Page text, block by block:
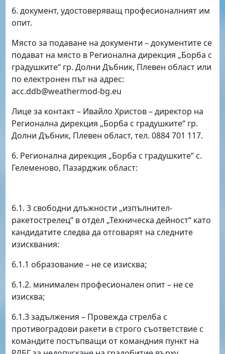
6. документ, удостоверяващ професионалният им
опит.
Място за подаване на документи – документите се
подават на място в Регионална дирекция „Борба с
градушките“ гр. Долни Дъбник, Плевен област или
по електронен път на адрес:
acc.ddb@weathermod-bg.eu
Лице за контакт – Ивайло Христов – директор на
Регионална дирекция „Борба с градушките“ гр.
Долни Дъбник, Плевен област, тел. 0884 701 117.
6. Регионална дирекция „Борба с градушките“ с.
Гелеменово, Пазарджик област:
6.1. 3 свободни длъжности „изпълнител-
ракетострелец“ в отдел „Техническа дейност“ като
кандидатите следва да отговарят на следните
изисквания:
6.1.1 образование – не се изисква;
6.1.2. минимален професионален опит – не се
изисква;
6.1.3 задължения – Провежда стрелба с
противоградови ракети в строго съответствие с
командите постъпващи от командния пункт на